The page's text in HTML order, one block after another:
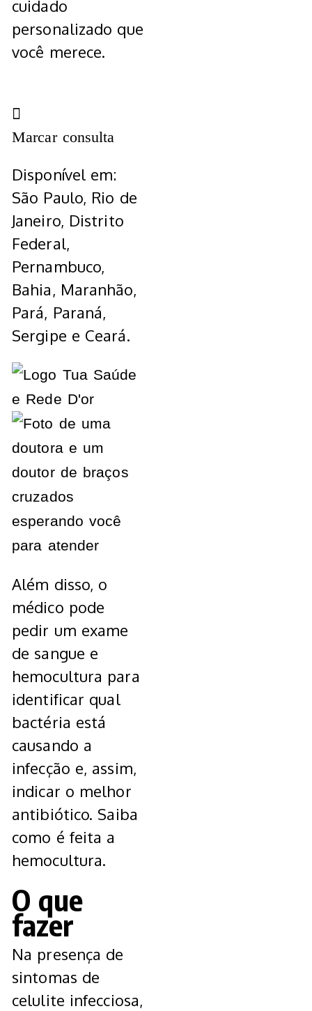
cuidado
personalizado que
você merece.
Marcar consulta
Disponível em:
São Paulo, Rio de
Janeiro, Distrito
Federal,
Pernambuco,
Bahia, Maranhão,
Pará, Paraná,
Sergipe e Ceará.
Além disso, o
médico pode
pedir um exame
de sangue e
hemocultura para
identificar qual
bactéria está
causando a
infecção e, assim,
indicar o melhor
antibiótico. Saiba
como é feita a
hemocultura.
O que
fazer
Na presença de
sintomas de
celulite infecciosa,